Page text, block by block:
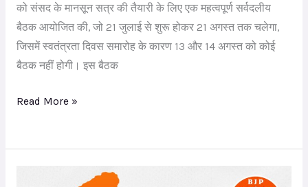
को संसद के मानसून सत्र की तैयारी के लिए एक महत्वपूर्ण सर्वदलीय
बैठक आयोजित की, जो 21 जुलाई से शुरू होकर 21 अगस्त तक चलेगा,
जिसमें स्वतंत्रता दिवस समारोह के कारण 13 और 14 अगस्त को कोई
बैठक नहीं होगी। इस बैठक
में
शामिल
Read More »